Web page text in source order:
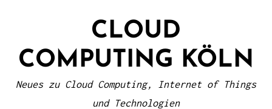
CLOUD
COMPUTING KÖLN
Neues zu Cloud Computing, Internet of Things
und Technologien